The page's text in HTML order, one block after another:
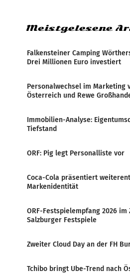
Meistgelesene
Falkensteiner Camping
Drei Millionen Euro investiert
Personalwechsel im Marketing
Österreich und Rewe
Immobilien-Analyse:
Tiefstand
ORF: Pig legt Personalliste vor
Coca-Cola präsentiert
Markenidentität
ORF-Festspielempfang 2026 im
Salzburger Festspiele
Zweiter Cloud Day an der FH
Tchibo bringt Ube-Trend nach